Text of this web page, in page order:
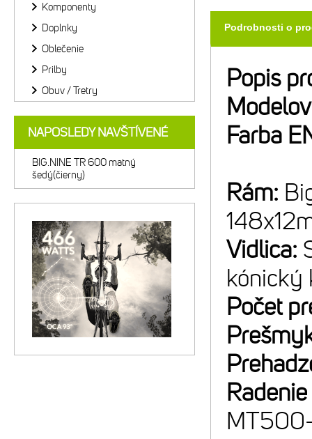
Podrobnosti o
Popis
Farba
Rám:
Vidlica:
kónický
Počet
Komponenty
Doplnky
Oblečenie
Prilby
Obuv / Tretry
NAPOSLEDY NAVŠTÍVENÉ
BIG.NINE TR 600 matný
šedý(čierny)